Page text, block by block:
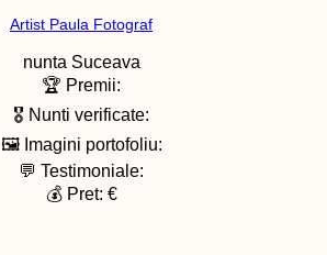
Artist Paula Fotograf
nunta Suceava
🏆 Premii:
🎖️ Nunti verificate:
🖼️ Imagini portofoliu:
💬 Testimoniale:
💰 Pret: €